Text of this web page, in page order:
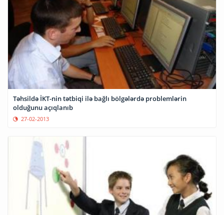
Təhsildə İKT-nin tətbiqi ilə bağlı bölgələrdə problemlərin
olduğunu açıqlanıb
27-02-2013